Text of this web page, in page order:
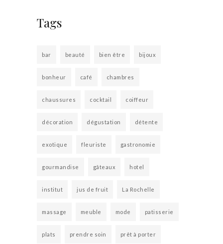
Tags
bar beauté bien être bijoux
bonheur café chambres
chaussures cocktail coiffeur
décoration dégustation détente
exotique fleuriste gastronomie
gourmandise gâteaux hotel
institut jus de fruit La Rochelle
massage meuble mode patisserie
plats prendre soin prêt à porter